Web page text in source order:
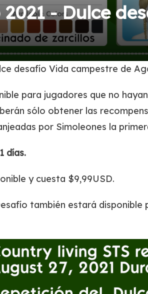
- Dulce
desafío Vida campestre de
para jugadores que no
sólo obtener las
por Simoleones la
días.
y cuesta $9,99USD.
también estará